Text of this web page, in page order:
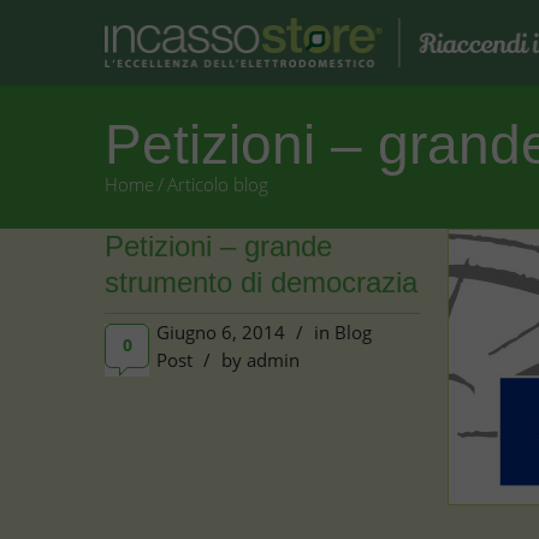
Petizioni –
Home /Articolo blog
Petizioni – grande
strumento di democrazia
0
Giugno 6, 2014 / in Blog
Post / by admin